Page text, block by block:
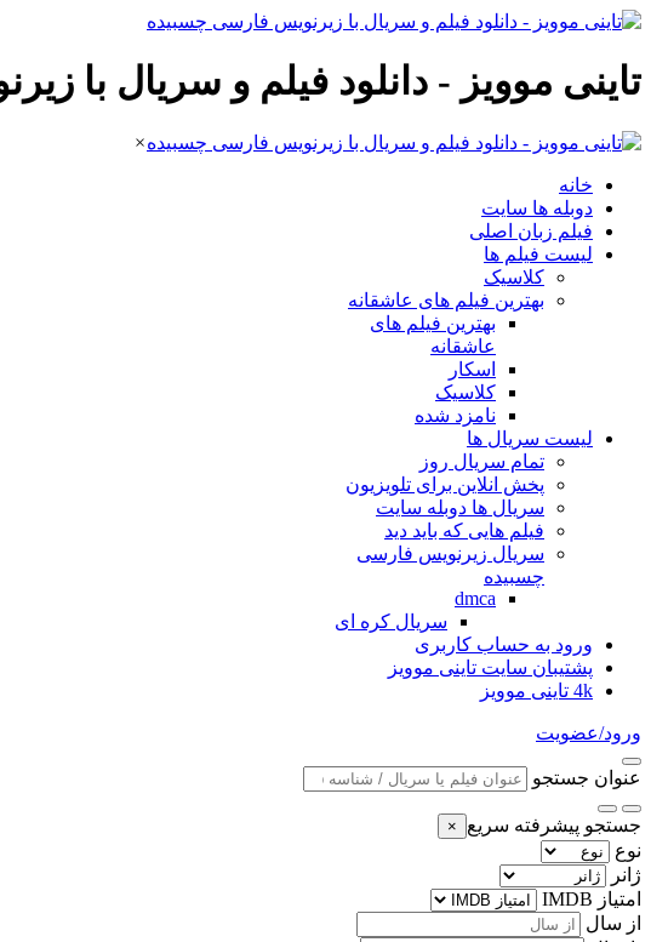
تاینی موویز - دانلود فیلم و سریال با
×
خانه
دوبله ها سایت
فیلم زبان اصلی
لیست فیلم ها
کلاسیک
بهترین فیلم های عاشقانه
بهترین فیلم های
عاشقانه
اسکار
کلاسیک
نامزد شده
لیست سریال ها
تمام سریال روز
پخش انلاین برای تلویزیون
سریال ها دوبله سایت
فیلم هایی که باید دید
سریال زیرنویس فارسی
چسبیده
dmca
سریال کره ای
ورود به حساب کاربری
پشتیبان سایت تاینی موویز
4k تاینی موویز
ورود/عضویت
عنوان جستجو
جستجو پیشرفته سریع ×
نوع
ژانر
امتیاز IMDB
از سال